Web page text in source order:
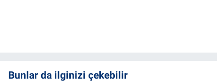
Bunlar da ilginizi çekebilir